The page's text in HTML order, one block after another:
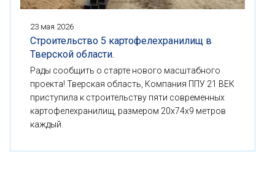
23 мая 2026
Строительство 5 картофелехранилищ в
Тверской области.
Рады сообщить о старте нового масштабного
проекта! Тверская область, Компания ППУ 21 ВЕК
приступила к строительству пяти современных
картофелехранилищ, размером 20x74x9 метров
каждый.